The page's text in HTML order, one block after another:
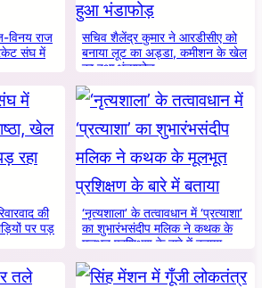
विनय राज
संघ में
सचिव शैलेंद्र कुमार ने आरडीसीए को
बनाया लूट का अड्डा, कमीशन के खेल
का हुआ भंडाफोड़
की
पर पड़
‘नृत्यशाला’ के तत्वावधान में ‘प्रत्याशा’
का शुभारंभसंदीप मलिक ने कथक के
मूलभूत प्रशिक्षण के बारे में बताया